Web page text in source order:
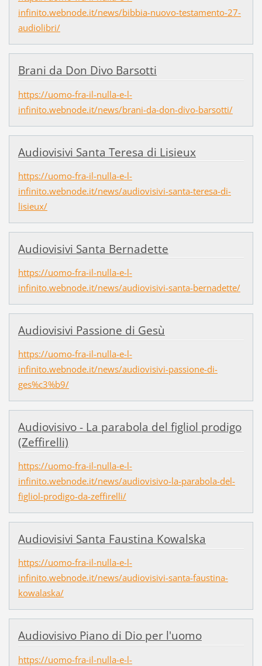
infinito.webnode.it/news/bibbia-nuovo-testamento-27-
audiolibri/
Brani da Don Divo Barsotti
https://uomo-fra-il-nulla-e-l-
infinito.webnode.it/news/brani-da-don-divo-barsotti/
Audiovisivi Santa Teresa di Lisieux
https://uomo-fra-il-nulla-e-l-
infinito.webnode.it/news/audiovisivi-santa-teresa-di-
lisieux/
Audiovisivi Santa Bernadette
https://uomo-fra-il-nulla-e-l-
infinito.webnode.it/news/audiovisivi-santa-bernadette/
Audiovisivi Passione di Gesù
https://uomo-fra-il-nulla-e-l-
infinito.webnode.it/news/audiovisivi-passione-di-
ges%c3%b9/
Audiovisivo - La parabola del figliol prodigo
(Zeffirelli)
https://uomo-fra-il-nulla-e-l-
infinito.webnode.it/news/audiovisivo-la-parabola-del-
figliol-prodigo-da-zeffirelli/
Audiovisivi Santa Faustina Kowalska
https://uomo-fra-il-nulla-e-l-
infinito.webnode.it/news/audiovisivi-santa-faustina-
kowalaska/
Audiovisivo Piano di Dio per l'uomo
https://uomo-fra-il-nulla-e-l-